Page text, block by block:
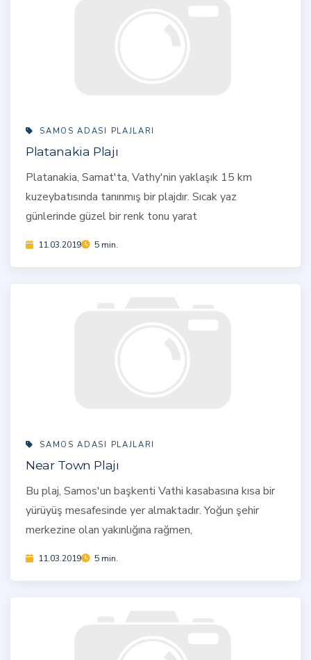
SAMOS ADASI PLAJLARI
Platanakia Plajı
Platanakia, Samat'ta, Vathy'nin yaklaşık 15 km
kuzeybatısında tanınmış bir plajdır. Sıcak yaz
günlerinde güzel bir renk tonu yarat
11.03.2019 5 min.
SAMOS ADASI PLAJLARI
Near Town Plajı
Bu plaj, Samos'un başkenti Vathi kasabasına kısa bir
yürüyüş mesafesinde yer almaktadır. Yoğun şehir
merkezine olan yakınlığına rağmen,
11.03.2019 5 min.